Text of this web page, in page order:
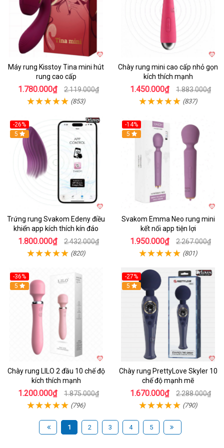
Máy rung Kisstoy Tina mini hút
rung cao cấp
1.780.000₫ 2.119.000₫
(853)
Chày rung mini cao cấp nhỏ gọn
kích thích mạnh
1.450.000₫ 1.883.000₫
(837)
-26%
Hot
5
Trứng rung Svakom Edeny điều
khiển app kích thích kín đáo
1.800.000₫ 2.432.000₫
(820)
-14%
Hot
5
Svakom Emma Neo rung mini
kết nối app tiện lợi
1.950.000₫ 2.267.000₫
(801)
-36%
Hot
5
Chày rung LILO 2 đầu 10 chế độ
kích thích mạnh
1.200.000₫ 1.875.000₫
(796)
-27%
Hot
5
Chày rung PrettyLove Skyler 10
chế độ mạnh mẽ
1.670.000₫ 2.288.000₫
(790)
1 2 3 4 5